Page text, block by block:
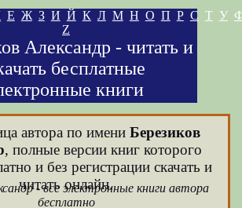
Е Ж З И Й К Л М Н О П Р С Т У
Z
Александр - читать и
бесплатные
книги
автора по имени Березиков
, полные версии книг которого
и без регистрации скачать и
читать онлайн.
- все электронные книги автора
бесплатно